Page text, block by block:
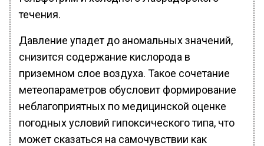
течения.
Давление упадет до аномальных значений,
снизится содержание кислорода в
приземном слое воздуха. Такое сочетание
метеопараметров обусловит формирование
неблагоприятных по медицинской оценке
погодных условий гипоксического типа, что
может сказаться на самочувствии как